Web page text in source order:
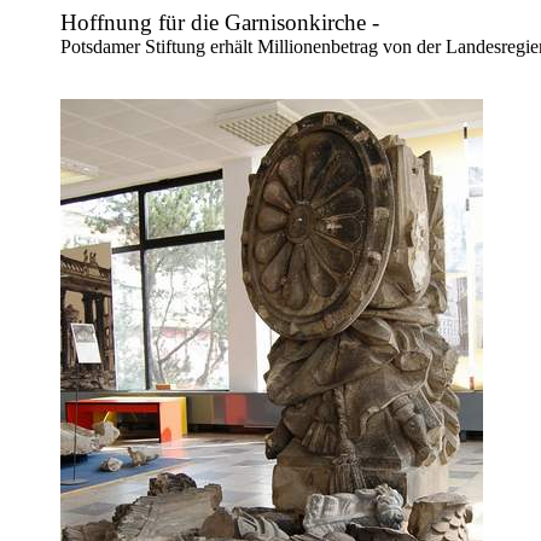
Hoffnung für die Garnisonkirche -
Potsdamer Stiftung erhält Millionenbetrag von der